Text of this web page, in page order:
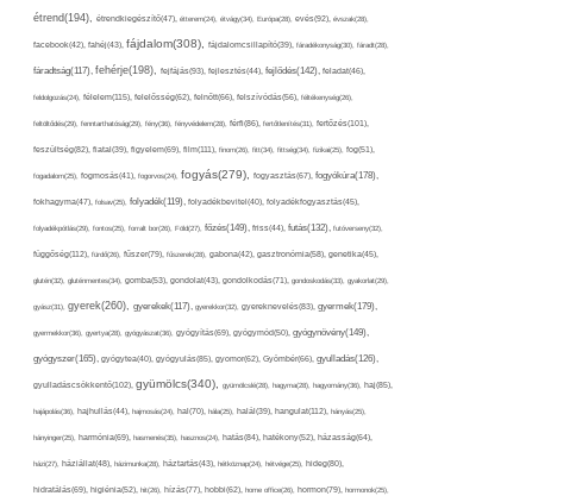
étrend(194), étrendkiegészítő(47), étterem(24), étvágy(34), Európa(28), evés(92), évszak(28),
facebook(42), fahéj(43), fájdalom(308), fájdalomcsillapító(39), fáradékonyság(30), fáradt(28),
fáradtság(117), fehérje(198), fejfájás(93), fejlesztés(44), fejlődés(142), feladat(46),
feldolgozás(24), félelem(115), felelősség(62), felnőtt(66), felszívódás(56), féltékenység(26),
feltöltődés(29), fenntarthatóság(29), fény(36), fényvédelem(28), férfi(86), fertőtlenítés(31), fertőzés(101),
feszültség(82), fiatal(39), figyelem(69), film(111), finom(26), fitt(34), fittség(34), fizikai(25), fog(51),
fogadalom(25), fogmosás(41), fogorvos(24), fogyás(279), fogyasztás(67), fogyókúra(178),
fokhagyma(47), folsav(25), folyadék(119), folyadékbevitel(40), folyadékfogyasztás(45),
folyadékpótlás(29), fontos(25), forralt bor(26), Föld(27), főzés(149), friss(44), futás(132), futóverseny(32),
függőség(112), fürdő(26), fűszer(79), fűszerek(28), gabona(42), gasztronómia(58), genetika(45),
glutén(32), gluténmentes(34), gomba(53), gondolat(43), gondolkodás(71), gondoskodás(33), gyakorlat(29),
gyász(31), gyerek(260), gyerekek(117), gyerekkor(32), gyereknevelés(83), gyermek(179),
gyermekkor(36), gyertya(28), gyógyászat(36), gyógyítás(69), gyógymód(50), gyógynövény(149),
gyógyszer(165), gyógytea(40), gyógyulás(85), gyomor(62), Gyömbér(66), gyulladás(126),
gyulladáscsökkentő(102), gyümölcs(340), gyümölcslé(28), hagyma(28), hagyomány(36), haj(85),
hajápolás(36), hajhullás(44), hajmosás(24), hal(70), hála(25), halál(39), hangulat(112), hányás(25),
hányinger(25), harmónia(69), hasmenés(35), hasznos(24), hatás(84), hatékony(52), házasság(64),
házi(27), háziállat(48), házimunka(28), háztartás(43), hétköznap(24), hétvége(25), hideg(80),
hidratálás(69), higiénia(52), hit(26), hízás(77), hobbi(62), home office(26), hormon(79), hormonok(25),